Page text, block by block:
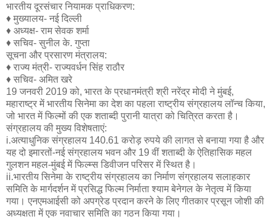
भारतीय दूरसंचार नियामक प्राधिकरण:
♦ मुख्यालय- नई दिल्ली
♦ अध्यक्ष- राम सेवक शर्मा
♦ सचिव- सुनील के. गुप्ता
सूचना और प्रसारण मंत्रालय:
♦ राज्य मंत्री- राज्यवर्धन सिंह राठौर
♦ सचिव- अमित खरे
19 जनवरी 2019 को, भारत के प्रधानमंत्री श्री नरेंद्र मोदी ने मुंबई,
महाराष्ट्र में भारतीय सिनेमा का देश का पहला राष्ट्रीय संग्रहालय लॉन्च किया,
जो भारत में फिल्मों की एक शताब्दी पुरानी यात्रा को चित्रित करता है।
संग्रहालय की मुख्य विशेषताएं:
i.अत्याधुनिक संग्रहालय 140.61 करोड़ रुपये की लागत से बनाया गया है और
यह दो इमारतों-नई संग्रहालय भवन और 19 वीं शताब्दी के ऐतिहासिक महल
गुलशन महल-मुंबई में फिल्म्स डिवीजन परिसर में स्थित है।
ii.भारतीय सिनेमा के राष्ट्रीय संग्रहालय का निर्माण संग्रहालय सलाहकार
समिति के मार्गदर्शन में प्रसिद्ध फिल्म निर्माता श्याम बेनेगल के नेतृत्व में किया
गया। एनएमआईसी को अपग्रेड प्रदान करने के लिए गीतकार प्रसून जोशी की
अध्यक्षता में एक नवाचार समिति का गठन किया गया।